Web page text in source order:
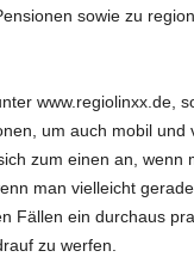
sowie zu
www.regiolinxx.de,
um auch mobil und
zum einen an, wenn
man vielleicht
Fällen ein durchaus
zu werfen.